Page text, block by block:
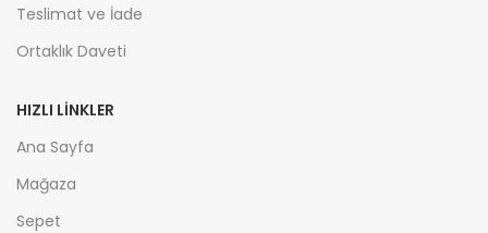
Teslimat ve İade
Ortaklık Daveti
HIZLI LİNKLER
Ana Sayfa
Mağaza
Sepet